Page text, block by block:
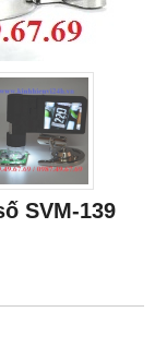
SVM-139